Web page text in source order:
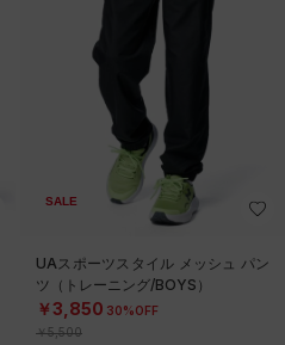
SALE
UAスポーツスタイル メッシュ パン
ツ（トレーニング/BOYS）
￥3,850 30%OFF
￥5,500